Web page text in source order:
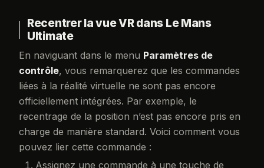
Recentrer la vue VR dans Le Mans
Ultimate
En naviguant dans le menu Paramètres de
contrôle, vous remarquerez que les commandes
liées à la réalité virtuelle ne sont pas encore
officiellement intégrées. Par exemple, le
recentrage de la position n’est pas encore pris en
charge de manière standard. Voici comment vous
pouvez lier cette commande :
Assignez une commande à une touche de